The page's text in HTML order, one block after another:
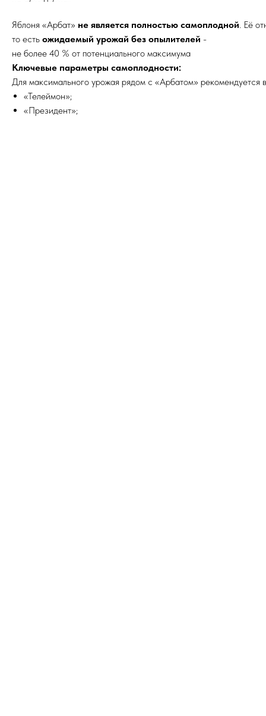
Яблоня «Арбат» не является полностью самоплодной. Её
то есть ожидаемый урожай без опылителей -
не более 40 % от потенциального максимума
Ключевые параметры самоплодности:
Для максимального урожая рядом с «Арбатом»
«Телеймон»;
«Президент»;